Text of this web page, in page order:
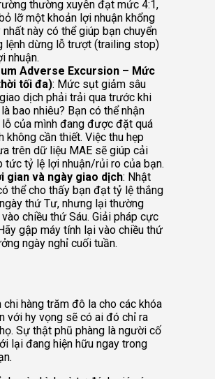
thường xuyên đạt mức 4:1,
lỡ một khoản lợi nhuận khổng
nhất này có thể giúp bạn chuyển
lệnh dừng lỗ trượt (trailing stop)
nhuận.
Adverse Excursion – Mức
tối đa): Mức sụt giảm sâu
dịch phải trải qua trước khi
bao nhiêu? Bạn có thể nhận
của mình đang được đặt quá
không cần thiết. Việc thu hẹp
trên dữ liệu MAE sẽ giúp cải
tức tỷ lệ lợi nhuận/rủi ro của bạn.
gian và ngày giao dịch: Nhật
thể cho thấy bạn đạt tỷ lệ thắng
thứ Tư, nhưng lại thường
chiều thứ Sáu. Giải pháp cực
gập máy tính lại vào chiều thứ
ngày nghỉ cuối tuần.
chi hàng trăm đô la cho các khóa
với hy vọng sẽ có ai đó chỉ ra
Sự thật phũ phàng là người cố
lại đang hiện hữu ngay trong